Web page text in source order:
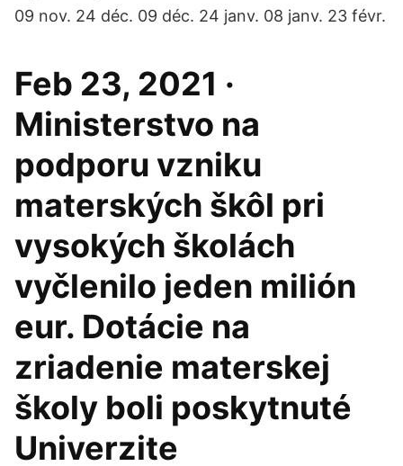
09 nov. 24 déc. 09 déc. 24 janv. 08 janv. 23 févr.
Feb 23, 2021 ·
Ministerstvo na
podporu vzniku
materských škôl pri
vysokých školách
vyčlenilo jeden milión
eur. Dotácie na
zriadenie materskej
školy boli poskytnuté
Univerzite